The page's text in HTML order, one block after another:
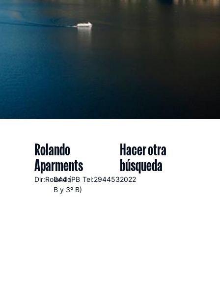
Rolando
Aparments
Dir:Rolando
644 (PB
B y 3º B)
Tel:2944532022
Hacer otra
búsqueda